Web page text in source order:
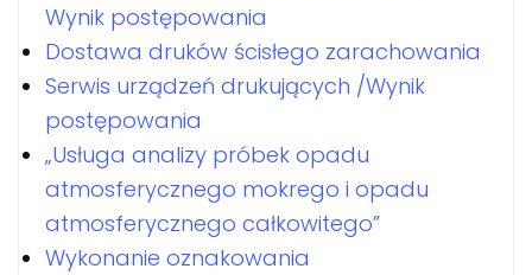
Wynik postępowania
Dostawa druków ścisłego zarachowania
Serwis urządzeń drukujących /Wynik
postępowania
„Usługa analizy próbek opadu
atmosferycznego mokrego i opadu
atmosferycznego całkowitego”
Wykonanie oznakowania